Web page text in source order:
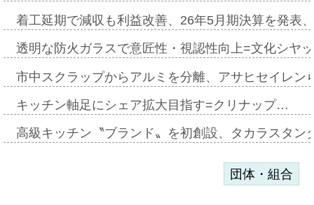
着工延期で減収も利益改善、26年5月期決算を発表
透明な防火ガラスで意匠性・視認性向上=文化シヤ
市中スクラップからアルミを分離、アサヒセイレ
キッチン軸足にシェア拡大目指す=クリナップ…
高級キッチン〝ブランド〟を初創設、タカラスタ
団体・組合